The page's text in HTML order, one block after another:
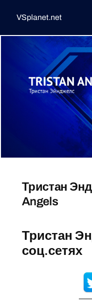
VSplanet.net
Тристан
Angels
Тристан
соц.сетях